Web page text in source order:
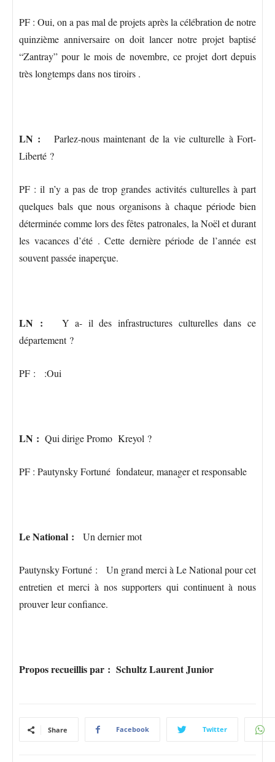
PF : Oui, on a pas mal de projets après la célébration de notre
quinzième anniversaire on doit lancer notre projet baptisé
“Zantray” pour le mois de novembre, ce projet dort depuis
très longtemps dans nos tiroirs .
LN : Parlez-nous maintenant de la vie culturelle à Fort-
Liberté ?
PF : il n’y a pas de trop grandes activités culturelles à part
quelques bals que nous organisons à chaque période bien
déterminée comme lors des fêtes patronales, la Noël et durant
les vacances d’été . Cette dernière période de l’année est
souvent passée inaperçue.
LN :
Y a- il des infrastructures culturelles dans ce
département ?
PF : :Oui
LN : Qui dirige Promo Kreyol ?
PF : Pautynsky Fortuné fondateur, manager et responsable
Le National : Un dernier mot
Pautynsky Fortuné : Un grand merci à Le National pour cet
entretien et merci à nos supporters qui continuent à nous
prouver leur confiance.
Propos recueillis par : Schultz Laurent Junior
Share Facebook Twitter